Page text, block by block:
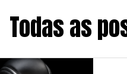
Todas as